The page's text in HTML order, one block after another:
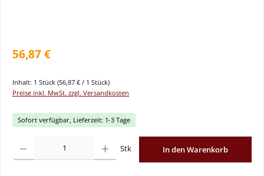
56,87 €
Inhalt: 1 Stück (56,87 € / 1 Stück)
Preise inkl. MwSt. zzgl. Versandkosten
Sofort verfügbar, Lieferzeit: 1-3 Tage
Stk In den Warenkorb